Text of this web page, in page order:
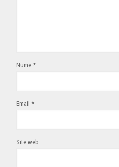
Nume *
Email *
Site web